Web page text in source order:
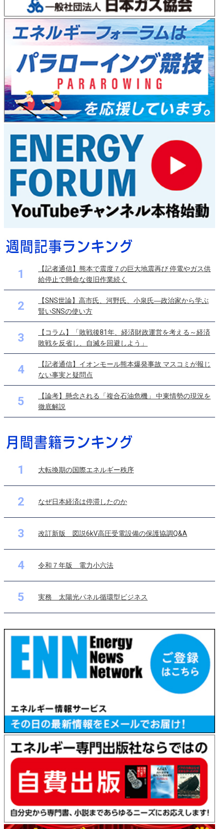
1
【記者通信】熊本で震度７の巨大地震再び 停電やガス供
給停止で懸命な復旧作業続く
2
【SNS世論】高市氏、河野氏、小泉氏―政治家から学ぶ
賢いSNSの使い方
3
【コラム】「敗戦後81年、経済財政運営を考える～経済
敗戦を反省し、自滅を回避しよう」
4
【記者通信】イオンモール熊本爆発事故 マスコミが報じ
ない事実と疑問点
5
【論考】懸念される「複合石油危機」 中東情勢の現況を
徹底解説
1 大転換期の国際エネルギー秩序
2 なぜ日本経済は停滞したのか
3 改訂新版 図説6kV高圧受電設備の保護協調Q&A
4 令和７年版 電力小六法
5 実務 太陽光パネル循環型ビジネス